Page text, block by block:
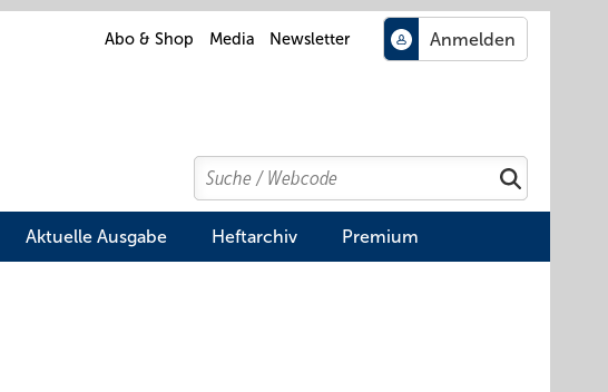
Abo & Shop Media Newsletter
Search
Suchen
Aktuelle Ausgabe Heftarchiv Premium